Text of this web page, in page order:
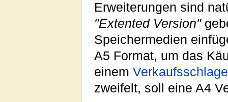
Erweiterungen sind
"Extented Version"
Speichermedien
A5 Format, um das
einem
zweifelt, soll eine A4